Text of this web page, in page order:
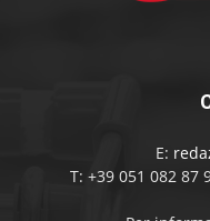
E:
T: +39 051 082 87